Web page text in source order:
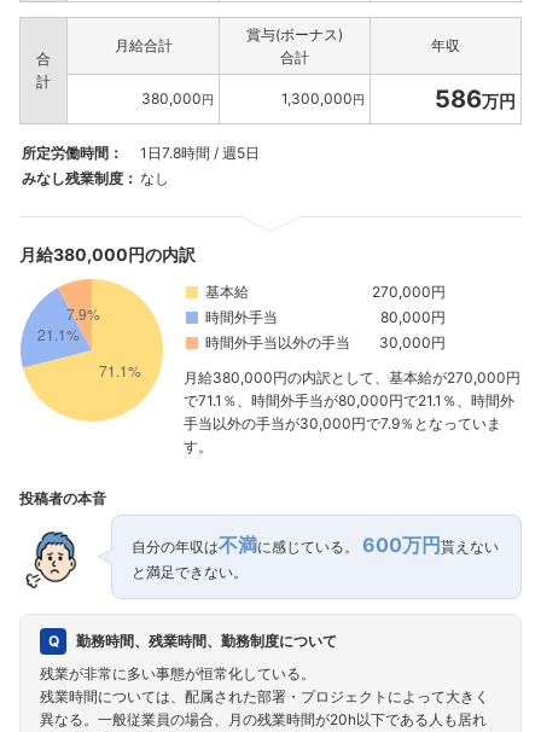
合
計
月給合計
賞与(ボーナス)
合計
年収
380,000円 1,300,000円 586万円
所定労働時間：
1日7.8時間 / 週5日
みなし残業制度： なし
月給380,000円の内訳
基本給
270,000円
時間外手当
80,000円
時間外手当以外の手当
30,000円
月給380,000円の内訳として、基本給が270,000円
で71.1％、時間外手当が80,000円で21.1％、時間外
手当以外の手当が30,000円で7.9％となっていま
す。
投稿者の本音
自分の年収は不満に感じている。 600万円 貰えない
と満足できない。
勤務時間、残業時間、勤務制度について
残業が非常に多い事態が恒常化している。
残業時間については、配属された部署・プロジェクトによって大きく
異なる。一般従業員の場合、月の残業時間が20h以下である人も居れ